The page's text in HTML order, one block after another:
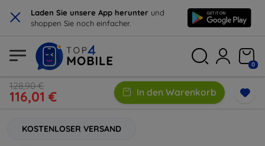
× Laden Sie unsere App herunter und
shoppen Sie noch einfacher.
0
128,90 €
116,01 € In den Warenkorb
KOSTENLOSER VERSAND